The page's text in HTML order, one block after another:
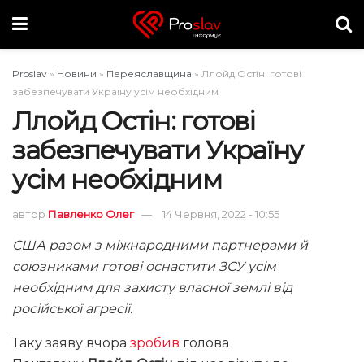
Proslav » Новини » Переяславщина » Ллойд Остін: готові
забезпечувати Україну усім необхідним
Ллойд Остін: готові
забезпечувати Україну
усім необхідним
автор Павленко Олег 14 Червня, 2022 - 10:55
США разом з міжнародними партнерами й
союзниками готові оснастити ЗСУ усім
необхідним для захисту власної землі від
російської агресії.
Таку заяву вчора зробив голова